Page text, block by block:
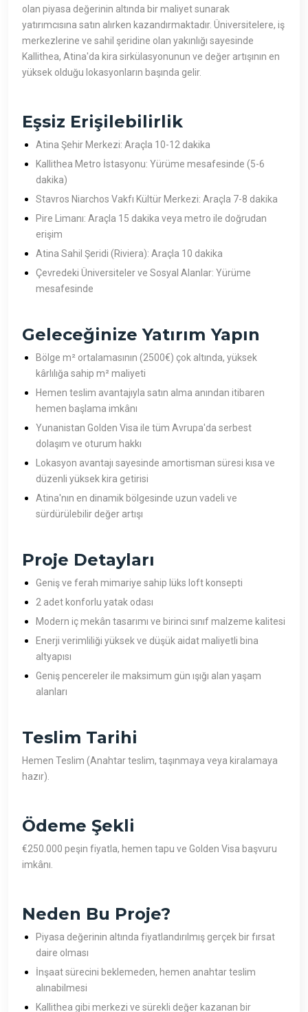
olan piyasa değerinin altında bir maliyet sunarak
yatırımcısına satın alırken kazandırmaktadır. Üniversitelere, iş
merkezlerine ve sahil şeridine olan yakınlığı sayesinde
Kallithea, Atina'da kira sirkülasyonunun ve değer artışının en
yüksek olduğu lokasyonların başında gelir.
Eşsiz Erişilebilirlik
Atina Şehir Merkezi: Araçla 10-12 dakika
Kallithea Metro İstasyonu: Yürüme mesafesinde (5-6
dakika)
Stavros Niarchos Vakfı Kültür Merkezi: Araçla 7-8 dakika
Pire Limanı: Araçla 15 dakika veya metro ile doğrudan
erişim
Atina Sahil Şeridi (Riviera): Araçla 10 dakika
Çevredeki Üniversiteler ve Sosyal Alanlar: Yürüme
mesafesinde
Geleceğinize Yatırım Yapın
Bölge m² ortalamasının (2500€) çok altında, yüksek
kârlılığa sahip m² maliyeti
Hemen teslim avantajıyla satın alma anından itibaren
hemen başlama imkânı
Yunanistan Golden Visa ile tüm Avrupa'da serbest
dolaşım ve oturum hakkı
Lokasyon avantajı sayesinde amortisman süresi kısa ve
düzenli yüksek kira getirisi
Atina'nın en dinamik bölgesinde uzun vadeli ve
sürdürülebilir değer artışı
Proje Detayları
Geniş ve ferah mimariye sahip lüks loft konsepti
2 adet konforlu yatak odası
Modern iç mekân tasarımı ve birinci sınıf malzeme kalitesi
Enerji verimliliği yüksek ve düşük aidat maliyetli bina
altyapısı
Geniş pencereler ile maksimum gün ışığı alan yaşam
alanları
Teslim Tarihi
Hemen Teslim (Anahtar teslim, taşınmaya veya kiralamaya
hazır).
Ödeme Şekli
€250.000 peşin fiyatla, hemen tapu ve Golden Visa başvuru
imkânı.
Neden Bu Proje?
Piyasa değerinin altında fiyatlandırılmış gerçek bir fırsat
daire olması
İnşaat sürecini beklemeden, hemen anahtar teslim
alınabilmesi
Kallithea gibi merkezi ve sürekli değer kazanan bir